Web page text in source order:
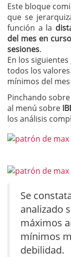
Este bloque
que se
función a la
del mes en
sesiones.
En los
todos los
mínimos del
Pinchando
al menú sobre
los análisis
Se
analizado
máximos
mínimos
debilidad.